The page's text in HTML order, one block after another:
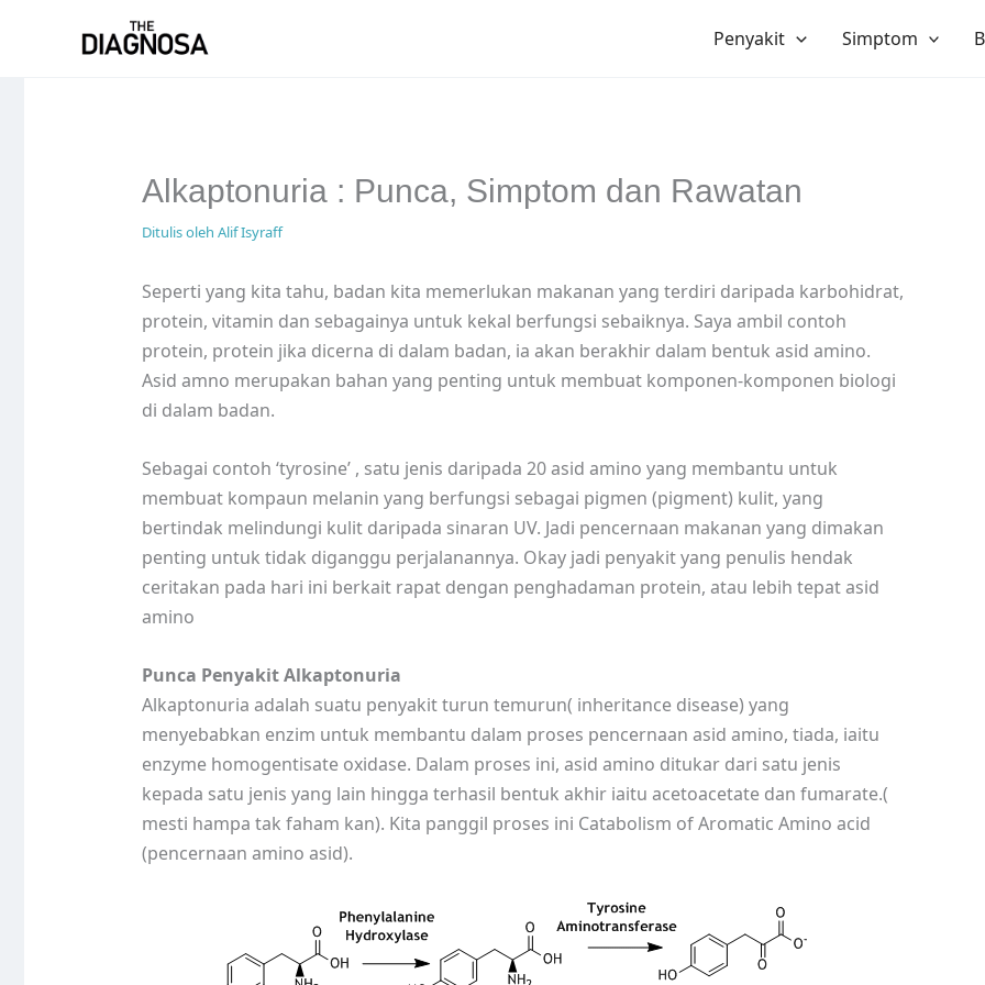
Penyakit Simptom
Alkaptonuria : Punca, Simptom dan Rawatan
Ditulis oleh Alif Isyraff
Seperti yang kita tahu, badan kita memerlukan makanan yang terdiri daripada karbohidrat,
protein, vitamin dan sebagainya untuk kekal berfungsi sebaiknya. Saya ambil contoh
protein, protein jika dicerna di dalam badan, ia akan berakhir dalam bentuk asid amino.
Asid amno merupakan bahan yang penting untuk membuat komponen-komponen biologi
di dalam badan.
Sebagai contoh ‘tyrosine’ , satu jenis daripada 20 asid amino yang membantu untuk
membuat kompaun melanin yang berfungsi sebagai pigmen (pigment) kulit, yang
bertindak melindungi kulit daripada sinaran UV. Jadi pencernaan makanan yang dimakan
penting untuk tidak diganggu perjalanannya. Okay jadi penyakit yang penulis hendak
ceritakan pada hari ini berkait rapat dengan penghadaman protein, atau lebih tepat asid
amino
Punca Penyakit Alkaptonuria
Alkaptonuria adalah suatu penyakit turun temurun( inheritance disease) yang
menyebabkan enzim untuk membantu dalam proses pencernaan asid amino, tiada, iaitu
enzyme homogentisate oxidase. Dalam proses ini, asid amino ditukar dari satu jenis
kepada satu jenis yang lain hingga terhasil bentuk akhir iaitu acetoacetate dan fumarate.(
mesti hampa tak faham kan). Kita panggil proses ini Catabolism of Aromatic Amino acid
(pencernaan amino asid).